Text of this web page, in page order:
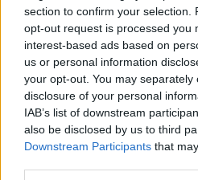
section to confirm your selection.
opt-out request is processed you
interest-based ads based on
us or personal information
your opt-out. You may
disclosure of your personal
IAB’s list of downstream
also be disclosed by us to third
Downstream Participants that
Az én nagy kedvencem a
szupercuki, mi különbözteti
bemutatott baglyoktól? Na
zsebben, zseniális!